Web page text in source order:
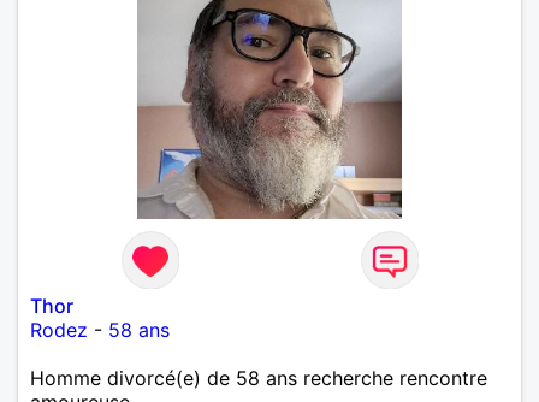
Thor
Rodez - 58 ans
Homme divorcé(e) de 58 ans recherche rencontre